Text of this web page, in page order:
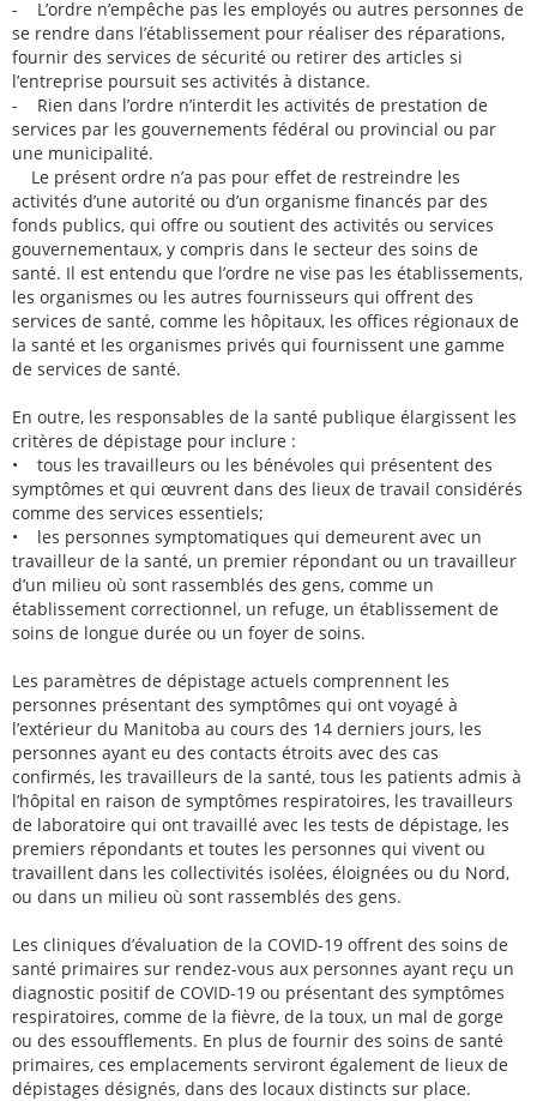
- L’ordre n’empêche pas les employés ou autres personnes de
se rendre dans l’établissement pour réaliser des réparations,
fournir des services de sécurité ou retirer des articles si
l’entreprise poursuit ses activités à distance.
- Rien dans l’ordre n’interdit les activités de prestation de
services par les gouvernements fédéral ou provincial ou par
une municipalité.
Le présent ordre n’a pas pour effet de restreindre les
activités d’une autorité ou d’un organisme financés par des
fonds publics, qui offre ou soutient des activités ou services
gouvernementaux, y compris dans le secteur des soins de
santé. Il est entendu que l’ordre ne vise pas les établissements,
les organismes ou les autres fournisseurs qui offrent des
services de santé, comme les hôpitaux, les offices régionaux de
la santé et les organismes privés qui fournissent une gamme
de services de santé.
En outre, les responsables de la santé publique élargissent les
critères de dépistage pour inclure :
• tous les travailleurs ou les bénévoles qui présentent des
symptômes et qui œuvrent dans des lieux de travail considérés
comme des services essentiels;
• les personnes symptomatiques qui demeurent avec un
travailleur de la santé, un premier répondant ou un travailleur
d’un milieu où sont rassemblés des gens, comme un
établissement correctionnel, un refuge, un établissement de
soins de longue durée ou un foyer de soins.
Les paramètres de dépistage actuels comprennent les
personnes présentant des symptômes qui ont voyagé à
l’extérieur du Manitoba au cours des 14 derniers jours, les
personnes ayant eu des contacts étroits avec des cas
confirmés, les travailleurs de la santé, tous les patients admis à
l’hôpital en raison de symptômes respiratoires, les travailleurs
de laboratoire qui ont travaillé avec les tests de dépistage, les
premiers répondants et toutes les personnes qui vivent ou
travaillent dans les collectivités isolées, éloignées ou du Nord,
ou dans un milieu où sont rassemblés des gens.
Les cliniques d’évaluation de la COVID-19 offrent des soins de
santé primaires sur rendez-vous aux personnes ayant reçu un
diagnostic positif de COVID-19 ou présentant des symptômes
respiratoires, comme de la fièvre, de la toux, un mal de gorge
ou des essoufflements. En plus de fournir des soins de santé
primaires, ces emplacements serviront également de lieux de
dépistages désignés, dans des locaux distincts sur place.